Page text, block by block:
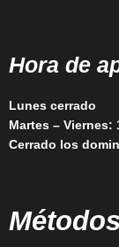
Hora de
Lunes cerrado
Martes – Viernes:
Cerrado los